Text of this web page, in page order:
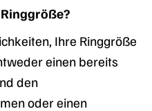
Ihre Ringgröße
einen bereits
den
oder einen